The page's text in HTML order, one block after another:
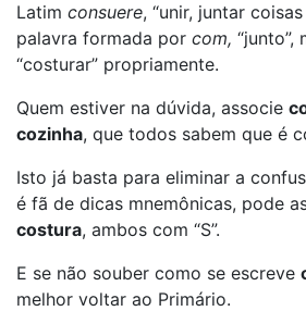
Latim consuere, “unir, juntar
palavra formada por com, “junto”,
“costurar” propriamente.
Quem estiver na dúvida, associe
cozinha, que todos sabem que é
Isto já basta para eliminar a
é fã de dicas mnemônicas, pode
costura, ambos com “S”.
E se não souber como se escreve
melhor voltar ao Primário.